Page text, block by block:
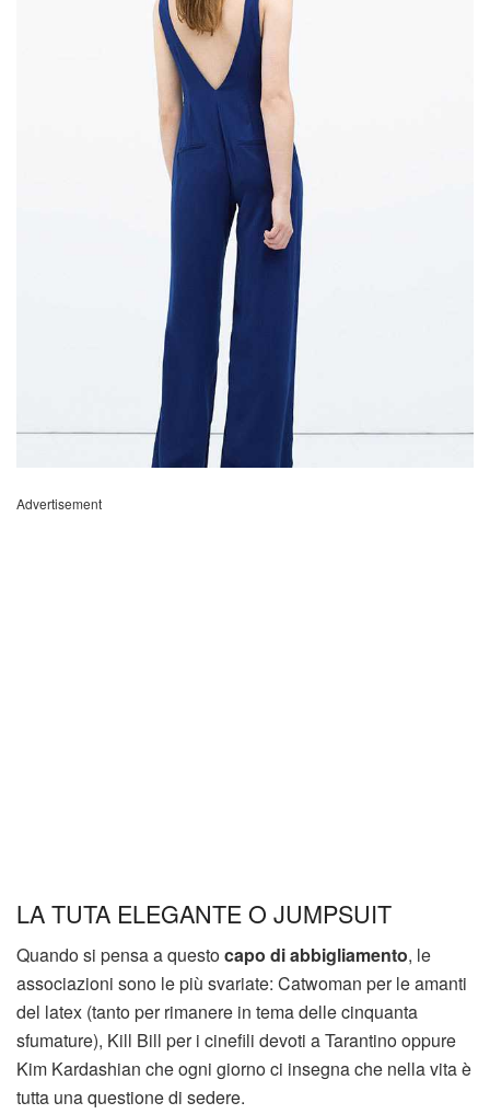
Advertisement
LA TUTA ELEGANTE O JUMPSUIT
Quando si pensa a questocapo di abbigliamento, le
associazioni sono le più svariate: Catwoman per le amanti
del latex (tanto per rimanere in tema delle cinquanta
sfumature), Kill Bill per i cinefili devoti a Tarantino oppure
Kim Kardashian che ogni giorno ci insegna che nella vita è
tutta una questione di sedere.